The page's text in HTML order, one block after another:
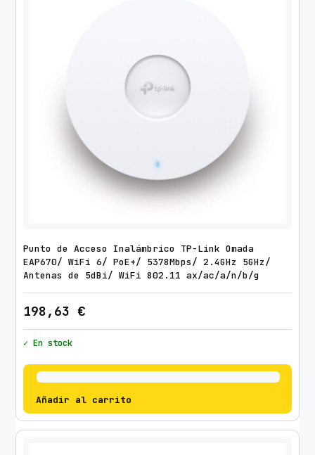
Punto de Acceso Inalámbrico TP-Link Omada
EAP670/ WiFi 6/ PoE+/ 5378Mbps/ 2.4GHz 5GHz/
Antenas de 5dBi/ WiFi 802.11 ax/ac/a/n/b/g
198,63 €
✓ En stock
Añadir al carrito